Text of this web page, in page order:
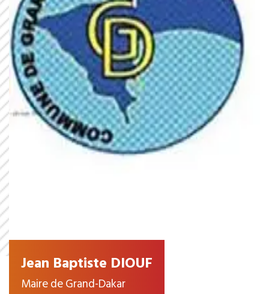
Jean Baptiste DIOUF
Maire de Grand-Dakar